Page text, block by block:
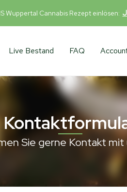
Wuppertal Cannabis Rezept einlösen:
Live Bestand FAQ
Sie gerne Kontakt mit